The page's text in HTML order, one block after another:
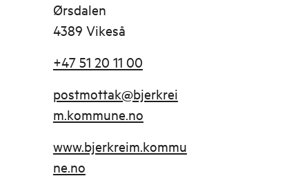
Ørsdalen
4389 Vikeså
+47 51 20 11 00
postmottak@bjerkrei
m.kommune.no
www.bjerkreim.kommu
ne.no